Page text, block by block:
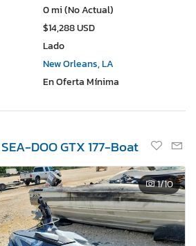
0 mi (No Actual)
$14,288 USD
Lado
New Orleans, LA
En Oferta Mínima
DOO GTX 177-Boat
1/10